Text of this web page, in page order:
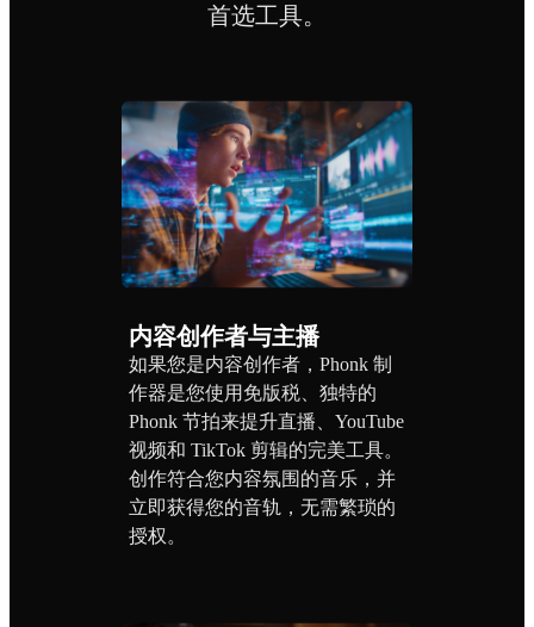
首选工具。
内容创作者与主播
如果您是内容创作者，Phonk 制
作器是您使用免版税、独特的
Phonk 节拍来提升直播、YouTube
视频和 TikTok 剪辑的完美工具。
创作符合您内容氛围的音乐，并
立即获得您的音轨，无需繁琐的
授权。